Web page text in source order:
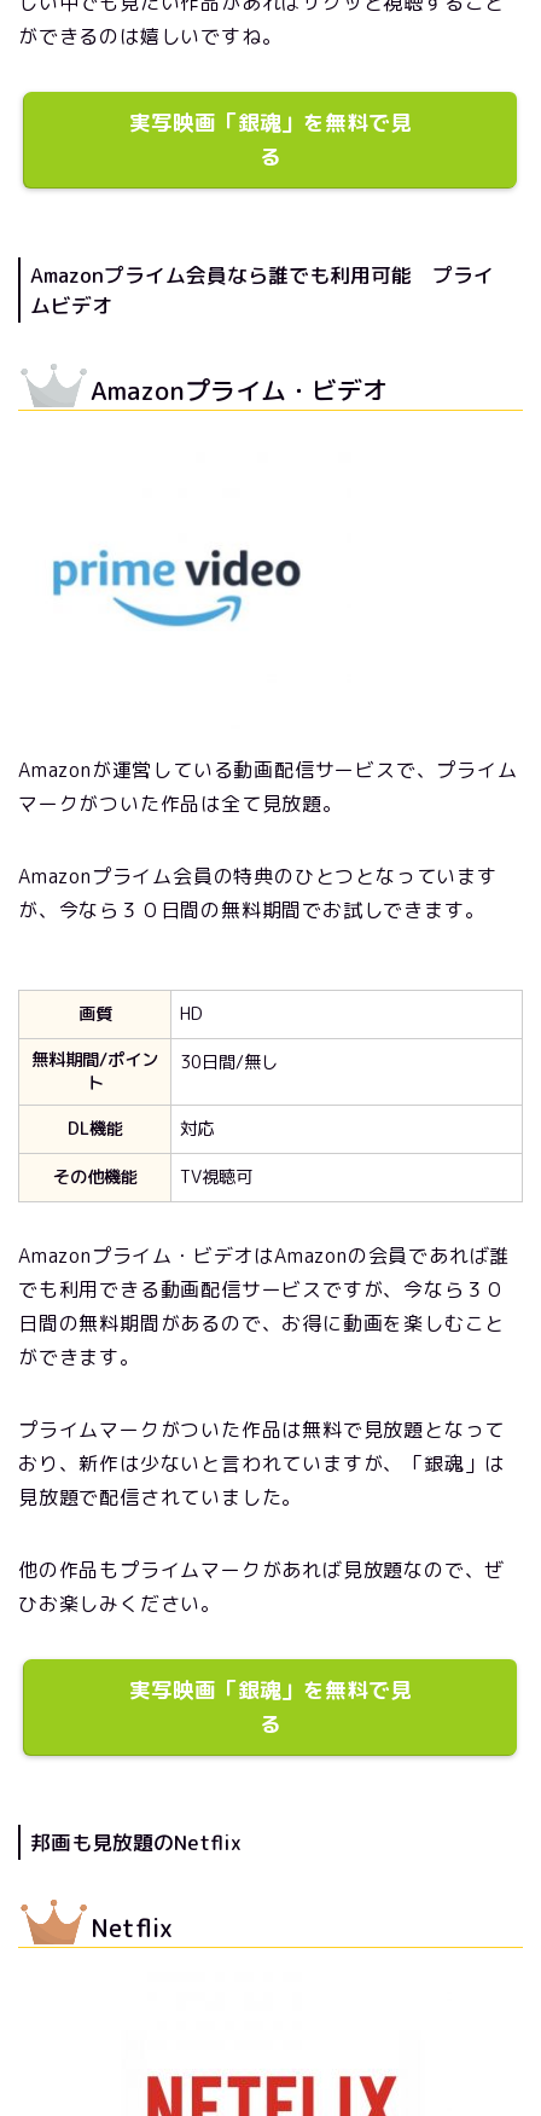
ができるのは嬉しいですね。
実写映画「銀魂」を無料で見
る
Amazonプライム会員なら誰でも利用可能 プライ
ムビデオ
Amazonプライム・ビデオ
Amazonが運営している動画配信サービスで、プライム
マークがついた作品は全て見放題。
Amazonプライム会員の特典のひとつとなっています
が、今なら３０日間の無料期間でお試しできます。
画質
HD
無料期間/ポイン
ト
30日間/無し
DL機能
対応
その他機能
TV視聴可
Amazonプライム・ビデオはAmazonの会員であれば誰
でも利用できる動画配信サービスですが、今なら３０
日間の無料期間があるので、お得に動画を楽しむこと
ができます。
プライムマークがついた作品は無料で見放題となって
おり、新作は少ないと言われていますが、「銀魂」は
見放題で配信されていました。
他の作品もプライムマークがあれば見放題なので、ぜ
ひお楽しみください。
実写映画「銀魂」を無料で見
る
邦画も見放題のNetflix
Netflix